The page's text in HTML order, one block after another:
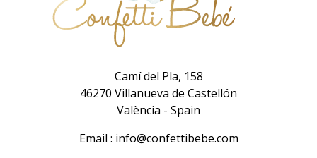
Camí del Pla, 158
46270 Villanueva de Castellón
València - Spain
Email : info@confettibebe.com